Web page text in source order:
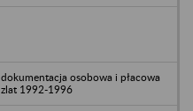
dokumentacja osobowa i płacowa
zlat 1992-1996